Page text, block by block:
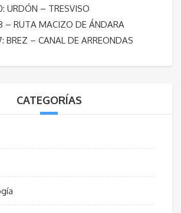
URDÓN – TRESVISO
– RUTA MACIZO DE ÁNDARA
BREZ – CANAL DE ARREONDAS
CATEGORÍAS